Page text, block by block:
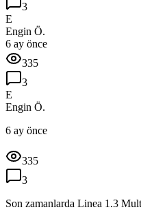
3
E
Engin Ö.
6 ay önce
335
3
E
Engin Ö.
6 ay önce
335
3
Son zamanlarda Linea 1.3